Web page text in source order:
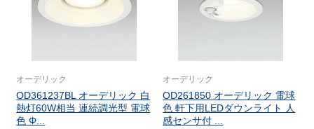
オーデリック
OD361237BL オーデリック 白
熱灯60W相当 連続調光型 電球
色 Φ...
オーデリック
OD261850 オーデリック 電球
色 軒下用LEDダウンライト 人
感センサ付 ...